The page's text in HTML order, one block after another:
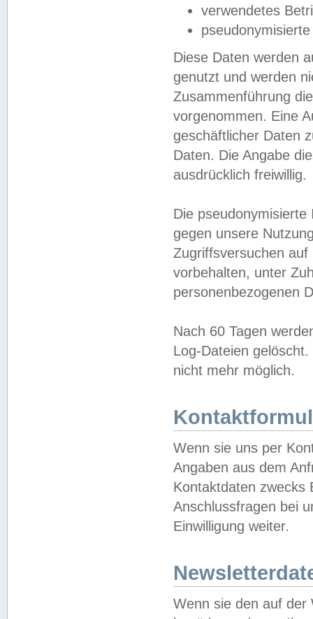
verwendetes
Diese Daten werden
genutzt und werden
Zusammenführung
vorgenommen. Eine
geschäftlicher Daten
Daten. Die Angabe
ausdrücklich freiwillig.
Die
gegen unsere
Zugriffsversuchen
vorbehalten, unter
personenbezogenen
Nach 60 Tagen
Log-Dateien
nicht mehr möglich.
Wenn sie uns per
Angaben aus dem
Kontaktdaten zwecks
Anschlussfragen bei
Einwilligung weiter.
Wenn sie den auf der